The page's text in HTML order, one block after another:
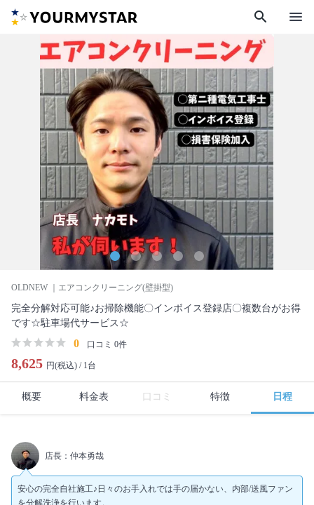
search menu
OLDNEW ｜エアコンクリーニング(壁掛型)
完全分解対応可能♪お掃除機能〇インボイス登録店〇複数台がお得
です☆駐車場代サービス☆
0 口コミ 0件
8,625 円(税込) / 1台
概要 料金表 口コミ 特徴 日程
店長：仲本勇哉
安心の完全自社施工♪日々のお手入れでは手の届かない、内部/送風ファン
を分解洗浄を行います。